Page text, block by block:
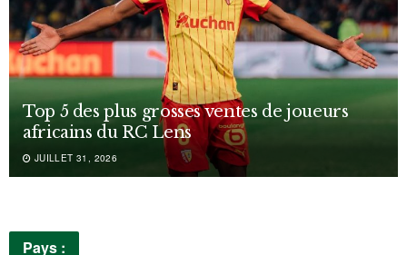
Top 5 des plus grosses ventes de joueurs
africains du RC Lens
JUILLET 31, 2026
Pays :